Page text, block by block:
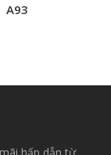
A93
hấp dẫn từ